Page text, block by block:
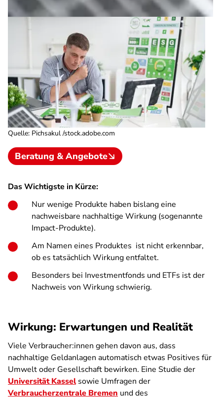
Quelle: Pichsakul /stock.adobe.com
Beratung & Angebote
Das Wichtigste in Kürze:
Nur wenige Produkte haben bislang eine
nachweisbare nachhaltige Wirkung (sogenannte
Impact-Produkte).
Am Namen eines Produktes ist nicht erkennbar,
ob es tatsächlich Wirkung entfaltet.
Besonders bei Investmentfonds und ETFs ist der
Nachweis von Wirkung schwierig.
Wirkung: Erwartungen und Realität
Viele Verbraucher:innen gehen davon aus, dass
nachhaltige Geldanlagen automatisch etwas Positives für
Umwelt oder Gesellschaft bewirken. Eine Studie der
Universität Kasselsowie Umfragen der
Verbraucherzentrale Bremen und des